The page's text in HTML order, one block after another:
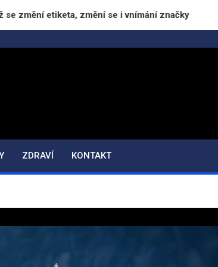
etiketa, změní se i vnímání značky
ZDRAVÍ KONTAKT